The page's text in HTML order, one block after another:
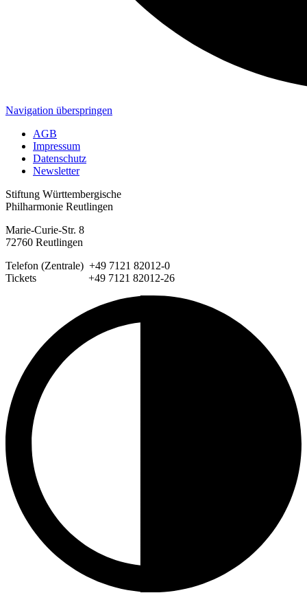
Navigation überspringen
AGB
Impressum
Datenschutz
Newsletter
Stiftung Württembergische
Philharmonie Reutlingen
Marie-Curie-Str. 8
72760 Reutlingen
Telefon (Zentrale) +49 7121 82012-0
Tickets +49 7121 82012-26